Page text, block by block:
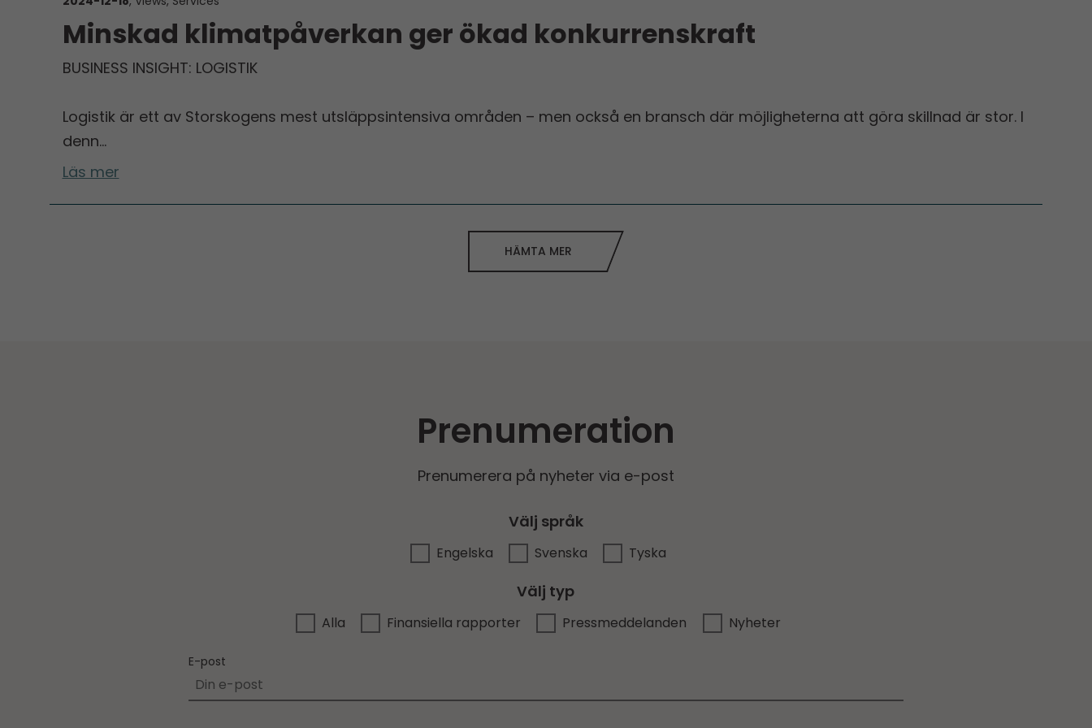
Minskad klimatpåverkan ger ökad konkurrenskraft
BUSINESS INSIGHT: LOGISTIK
Logistik är ett av Storskogens mest utsläppsintensiva områden – men också en bransch där möjligheterna att göra skillnad är stor. I
denn…
Läs mer
HÄMTA MER
Prenumeration
Prenumerera på nyheter via e-post
Välj språk
Engelska Svenska Tyska
Välj typ
Alla Finansiella rapporter Pressmeddelanden Nyheter
E-post